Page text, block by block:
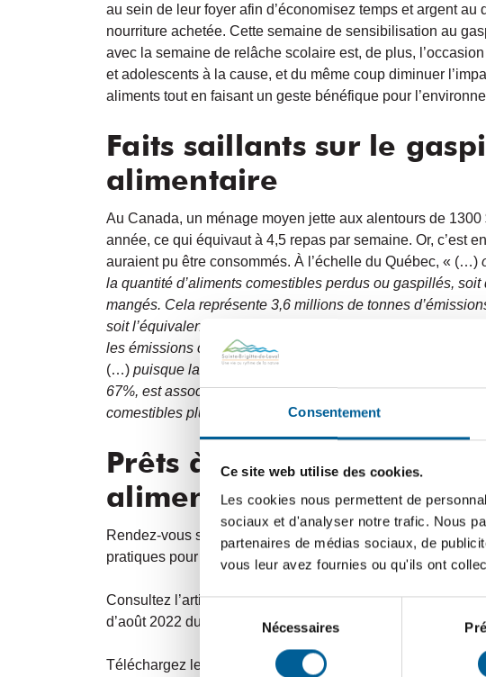
Consentement
Ce site web utilise des cookies.
Les cookies nous permettent de
sociaux et d'analyser notre trafic. Nous
partenaires de médias sociaux, de
vous leur avez fournies ou qu'ils ont
Sélection
du
consentement
Nécessaires
au sein de leur foyer afin d’économisez temps et argent
nourriture achetée. Cette semaine de sensibilisation au
avec la semaine de relâche scolaire est, de plus,
et adolescents à la cause, et du même coup diminuer
aliments tout en faisant un geste bénéfique pour
Faits saillants sur le
alimentaire
Au Canada, un ménage moyen jette aux alentours de
année, ce qui équivaut à 4,5 repas par semaine. Or, c’est
auraient pu être consommés. À l’échelle du Québec, « (…)
la quantité d’aliments comestibles perdus ou gaspillés, soit
mangés. Cela représente 3,6 millions de tonnes
soit l’équivalent de 4% des émissions totales de la
les émissions combinées des secteurs du transport
(…) puisque la majorité des émissions de GES des
67%, est associée à leur production, il est toujours
comestibles plutôt que de les mettre au compost
Prêts à réduire votre
alimentaire?
Rendez-vous sur le site J’aime manger, pas gaspiller
pour
pratiques pour encourager la réduction du gaspillage
Consultez l’article «Conseils pour réduire le gaspillage
d’août 2022 du journal localLe Lavalois.
Téléchargez les
outils de sensibilisation et idées